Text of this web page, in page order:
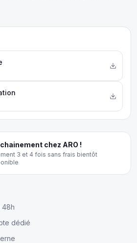
est facile à nettoyer.
chez ARO !
3 et 4 fois sans frais bientôt
48h
dédié